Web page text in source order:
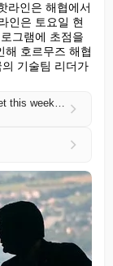
라인은 해협에서
인은 토요일 현
그램에 초점을
해 호르무즈 해협
기술팀 리더가
U.S. and Iran agree to halt strikes and meet this week, U.S. official says